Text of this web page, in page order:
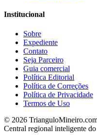
Institucional
Sobre
Expediente
Contato
Seja Parceiro
Guia comercial
Política Editorial
Política de Correções
Política de Privacidade
Termos de Uso
© 2026
Central regional inteligente